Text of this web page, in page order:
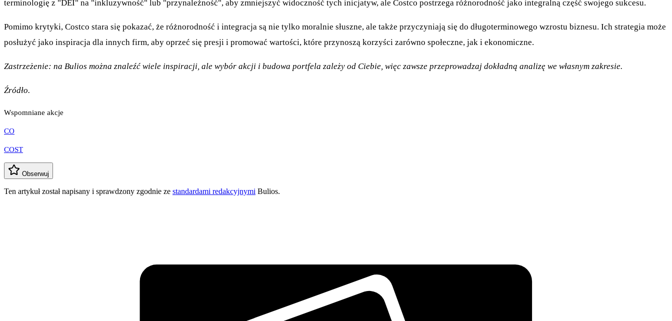
terminologię z "DEI" na "inkluzywność" lub "przynależność", aby zmniejszyć widoczność tych inicjatyw, ale Costco postrzega różnorodność jako integralną część swojego sukcesu.
Pomimo krytyki, Costco stara się pokazać, że różnorodność i integracja są nie tylko moralnie słuszne, ale także przyczyniają się do długoterminowego wzrostu biznesu. Ich strategia może
posłużyć jako inspiracja dla innych firm, aby oprzeć się presji i promować wartości, które przynoszą korzyści zarówno społeczne, jak i ekonomiczne.
Zastrzeżenie: na Bulios można znaleźć wiele inspiracji, ale wybór akcji i budowa portfela zależy od Ciebie, więc zawsze przeprowadzaj dokładną analizę we własnym zakresie.
Źródło.
Wspomniane akcje
CO
COST
Obserwuj
Ten artykuł został napisany i sprawdzony zgodnie ze standardami redakcyjnymi Bulios.